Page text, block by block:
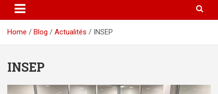
Home Blog Actualités INSEP
INSEP